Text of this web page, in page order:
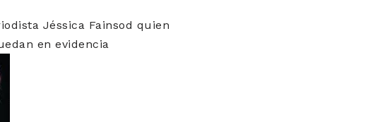
Jéssica Fainsod quien
en evidencia